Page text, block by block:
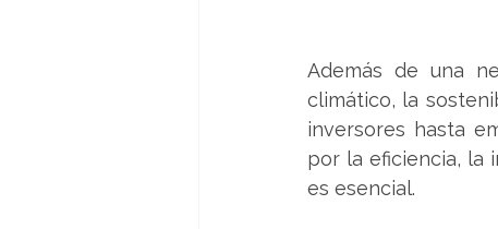
Además de una
climático, la
inversores hasta
por la eficiencia, la
es esencial.